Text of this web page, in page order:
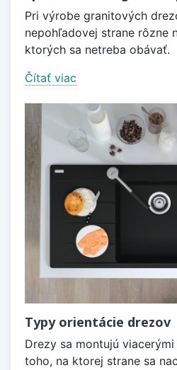
Pri výrobe granitových
nepohľadovej strane rôzne
ktorých sa netreba obávať.
Čítať viac
Typy orientácie drezov
Drezy sa montujú
toho, na ktorej strane sa